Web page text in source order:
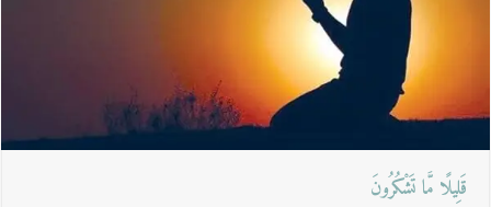
قَلِيلًا مَّا تَشْكُرُونَ